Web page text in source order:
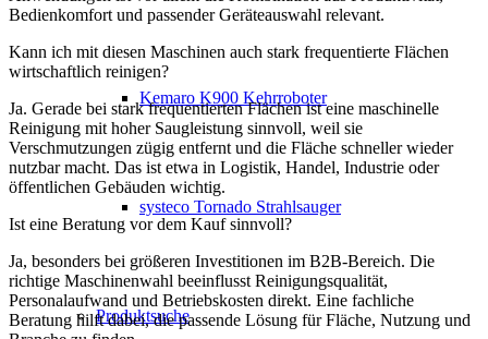
Kemaro K900 Kehrroboter
systeco Tornado Strahlsauger
Produktsuche
Bedienkomfort und passender Geräteauswahl relevant.
Kann ich mit diesen Maschinen auch stark frequentierte Flächen
wirtschaftlich reinigen?
Ja. Gerade bei stark frequentierten Flächen ist eine maschinelle
Reinigung mit hoher Saugleistung sinnvoll, weil sie
Verschmutzungen zügig entfernt und die Fläche schneller wieder
nutzbar macht. Das ist etwa in Logistik, Handel, Industrie oder
öffentlichen Gebäuden wichtig.
Ist eine Beratung vor dem Kauf sinnvoll?
Ja, besonders bei größeren Investitionen im B2B-Bereich. Die
richtige Maschinenwahl beeinflusst Reinigungsqualität,
Personalaufwand und Betriebskosten direkt. Eine fachliche
Beratung hilft dabei, die passende Lösung für Fläche, Nutzung und